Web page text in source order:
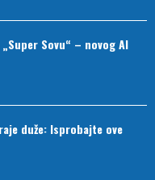
Sovu“ – novog AI
duže: Isprobajte ove